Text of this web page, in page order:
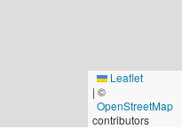
Leaflet
| ©
OpenStreetMap
contributors